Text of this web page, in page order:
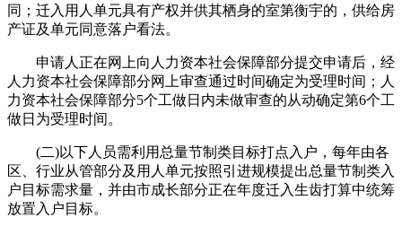
同；迁入用人单元具有产权并供其栖身的室第衡宇的，供给房
产证及单元同意落户看法。
申请人正在网上向人力资本社会保障部分提交申请后，经
人力资本社会保障部分网上审查通过时间确定为受理时间；人
力资本社会保障部分5个工做日内未做审查的从动确定第6个工
做日为受理时间。
(二)以下人员需利用总量节制类目标打点入户，每年由各
区、行业从管部分及用人单元按照引进规模提出总量节制类入
户目标需求量，并由市成长部分正在年度迁入生齿打算中统筹
放置入户目标。